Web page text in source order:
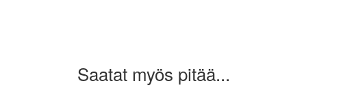
Saatat myös pitää...